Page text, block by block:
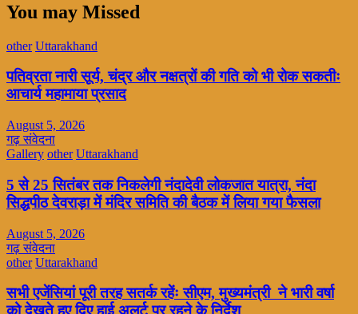
You may Missed
other Uttarakhand
पतिव्रता नारी सूर्य, चंद्र और नक्षत्रों की गति को भी रोक सकतीः
आचार्य महामाया प्रसाद
August 5, 2026
गढ़ संवेदना
Gallery other Uttarakhand
5 से 25 सितंबर तक निकलेगी नंदादेवी लोकजात यात्रा, नंदा
सिद्धपीठ देवराड़ा में मंदिर समिति की बैठक में लिया गया फैसला
August 5, 2026
गढ़ संवेदना
other Uttarakhand
सभी एजेंसियां पूरी तरह सतर्क रहेंः सीएम, मुख्यमंत्री ने भारी वर्षा
को देखते हुए दिए हाई अलर्ट पर रहने के निर्देश